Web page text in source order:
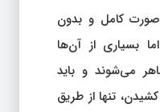
کامل و بدون
بسیاری از آن‌ها
می‌شوند و باید
تنها از طریق